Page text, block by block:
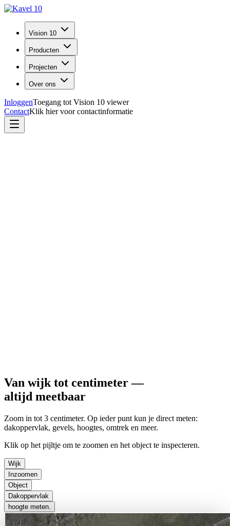
Vision 10
Producten
Projecten
Over ons
InloggenToegang tot Vision 10 viewer
ContactKlik hier voor contactinformatie
Van wijk tot centimeter —
altijd meetbaar
Zoom in tot 3 centimeter. Op ieder punt kun je direct meten:
dakoppervlak, gevels, hoogtes, omtrek en meer.
Klik op het pijltje om te zoomen en het object te inspecteren.
Wijk
Inzoomen
Object
Dakoppervlak
hoogte meten.